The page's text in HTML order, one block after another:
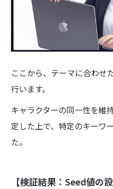
ここから、テーマに合わせ
行います。
キャラクターの同一性を維
定した上で、特定のキーワ
た。
【検証結果：Seed値の設